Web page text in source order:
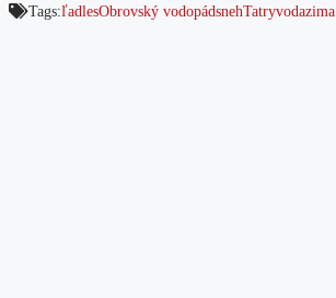
Tags:ľadlesObrovský vodopádsnehTatryvodazima